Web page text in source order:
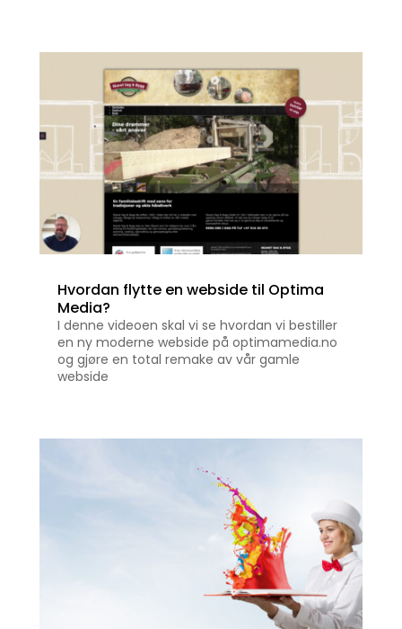
Hvordan flytte en webside til Optima
Media?
I denne videoen skal vi se hvordan vi bestiller
en ny moderne webside på optimamedia.no
og gjøre en total remake av vår gamle
webside